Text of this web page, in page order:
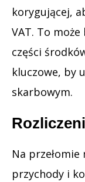
korygującej,
VAT. To
części
kluczowe, by
skarbowym.
Na
przychody i